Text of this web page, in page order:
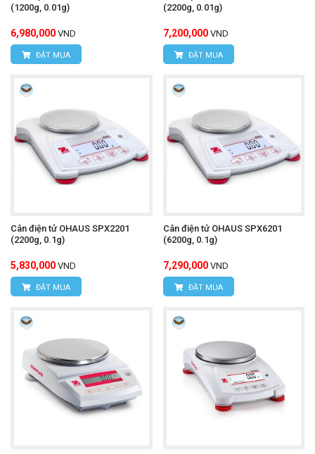
(1200g, 0.01g)
6,980,000 VND
ĐẶT MUA
(2200g, 0.01g)
7,200,000 VND
ĐẶT MUA
Cân điện tử OHAUS SPX2201
(2200g, 0.1g)
5,830,000 VND
ĐẶT MUA
Cân điện tử OHAUS SPX6201
(6200g, 0.1g)
7,290,000 VND
ĐẶT MUA